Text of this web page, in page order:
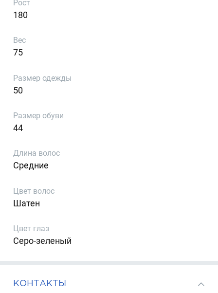
Рост
180
Вес
75
Размер одежды
50
Размер обуви
44
Длина волос
Средние
Цвет волос
Шатен
Цвет глаз
Серо-зеленый
КОНТАКТЫ